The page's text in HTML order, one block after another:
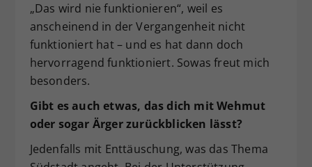
„Das wird nie funktionieren“, weil es
anscheinend in der Vergangenheit nicht
funktioniert hat – und es hat dann doch
hervorragend funktioniert. Sowas freut mich
besonders.
Gibt es auch etwas, das dich mit Wehmut
oder sogar Ärger zurückblicken lässt?
Jedenfalls mit Enttäuschung, was das Thema